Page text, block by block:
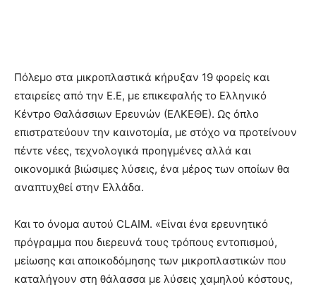
Πόλεμο στα μικροπλαστικά κήρυξαν 19 φορείς και
εταιρείες από την Ε.Ε, με επικεφαλής το Ελληνικό
Κέντρο Θαλάσσιων Ερευνών (ΕΛΚΕΘΕ). Ως όπλο
επιστρατεύουν την καινοτομία, με στόχο να προτείνουν
πέντε νέες, τεχνολογικά προηγμένες αλλά και
οικονομικά βιώσιμες λύσεις, ένα μέρος των οποίων θα
αναπτυχθεί στην Ελλάδα.
Και το όνομα αυτού CLAIM. «Είναι ένα ερευνητικό
πρόγραμμα που διερευνά τους τρόπους εντοπισμού,
μείωσης και αποικοδόμησης των μικροπλαστικών που
καταλήγουν στη θάλασσα με λύσεις χαμηλού κόστους,